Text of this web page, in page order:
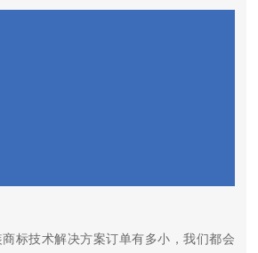
标技术解决方案订单有多小，我们都会